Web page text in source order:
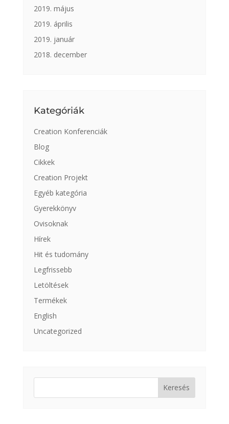
2019. május
2019. április
2019. január
2018. december
Kategóriák
Creation Konferenciák
Blog
Cikkek
Creation Projekt
Egyéb kategória
Gyerekkönyv
Ovisoknak
Hírek
Hit és tudomány
Legfrissebb
Letöltések
Termékek
English
Uncategorized
Keresés: